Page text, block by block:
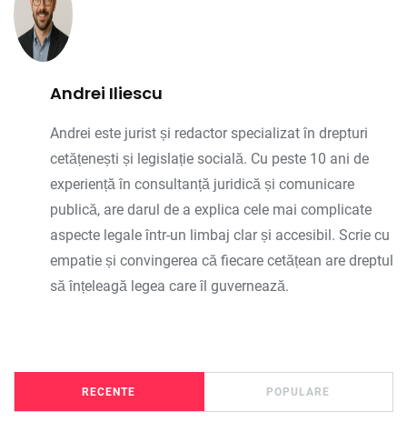
Andrei Iliescu
Andrei este jurist și redactor specializat în drepturi
cetățenești și legislație socială. Cu peste 10 ani de
experiență în consultanță juridică și comunicare
publică, are darul de a explica cele mai complicate
aspecte legale într-un limbaj clar și accesibil. Scrie cu
empatie și convingerea că fiecare cetățean are dreptul
să înțeleagă legea care îl guvernează.
RECENTE POPULARE